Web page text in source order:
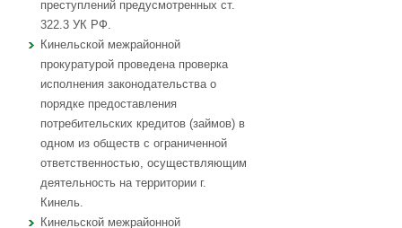
преступлений предусмотренных ст.
322.3 УК РФ.
Кинельской межрайонной
прокуратурой проведена проверка
исполнения законодательства о
порядке предоставления
потребительских кредитов (займов) в
одном из обществ с ограниченной
ответственностью, осуществляющим
деятельность на территории г.
Кинель.
Кинельской межрайонной